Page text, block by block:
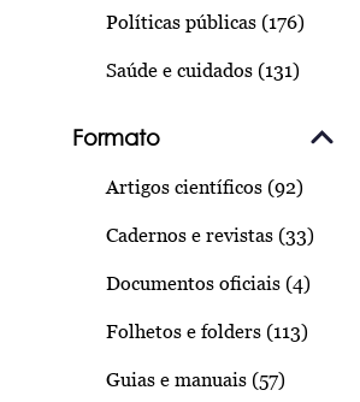
Políticas públicas (176)
Saúde e cuidados (131)
Formato
Artigos científicos (92)
Cadernos e revistas (33)
Documentos oficiais (4)
Folhetos e folders (113)
Guias e manuais (57)